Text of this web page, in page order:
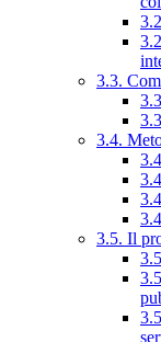
3.3.
3.4.
3.5. Il